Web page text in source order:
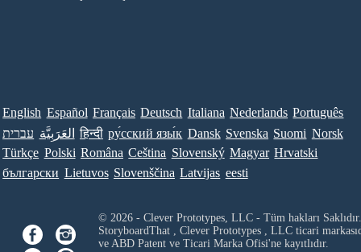
English Español Français Deutsch Italiana Nederlands Português
עברית العَرَبِيَّة हिन्दी ру́сский язы́к Dansk Svenska Suomi Norsk
Türkçe Polski Româna Ceština Slovenský Magyar Hrvatski
български Lietuvos Slovenščina Latvijas eesti
© 2026 - Clever Prototypes, LLC - Tüm hakları Saklıdır.
StoryboardThat , Clever Prototypes , LLCticari
ve ABD Patent ve Ticari Marka Ofisi'ne kayıtlıdır.